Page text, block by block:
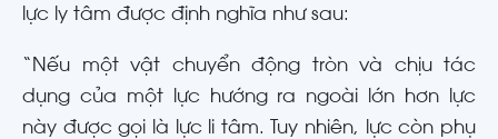
lực ly tâm được định nghĩa như sau:
“Nếu một vật chuyển động tròn và chịu tác
dụng của một lực hướng ra ngoài lớn hơn lực
này được gọi là lực li tâm. Tuy nhiên, lực còn phụ